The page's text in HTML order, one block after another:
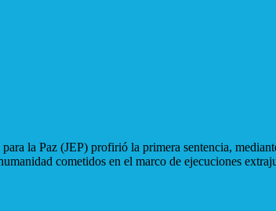
la Paz (JEP) profirió la primera sentencia,
cometidos en el marco de ejecuciones